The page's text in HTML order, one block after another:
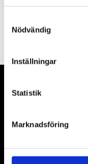
Nödvändig
Inställningar
Statistik
Marknadsföring
453 bilar i lager
7 anläggningar
I Stockholm och